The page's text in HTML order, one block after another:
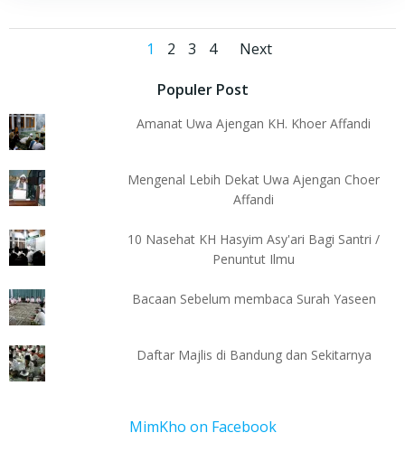
Posts
navigation
Page
1 Page
2 Page
3 Page
4
Posts
Next
Populer Post
Amanat Uwa Ajengan KH. Khoer Affandi
Mengenal Lebih Dekat Uwa Ajengan Choer
Affandi
10 Nasehat KH Hasyim Asy'ari Bagi Santri /
Penuntut Ilmu
Bacaan Sebelum membaca Surah Yaseen
Daftar Majlis di Bandung dan Sekitarnya
MimKho on Facebook